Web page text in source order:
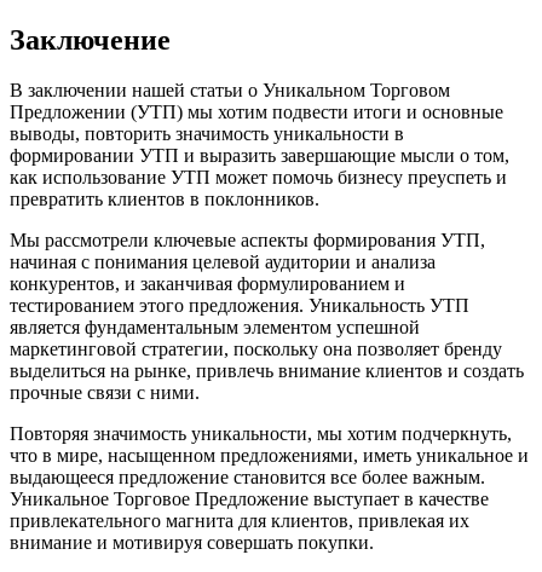
Заключение
В заключении нашей статьи о Уникальном Торговом
Предложении (УТП) мы хотим подвести итоги и основные
выводы, повторить значимость уникальности в
формировании УТП и выразить завершающие мысли о том,
как использование УТП может помочь бизнесу преуспеть и
превратить клиентов в поклонников.
Мы рассмотрели ключевые аспекты формирования УТП,
начиная с понимания целевой аудитории и анализа
конкурентов, и заканчивая формулированием и
тестированием этого предложения. Уникальность УТП
является фундаментальным элементом успешной
маркетинговой стратегии, поскольку она позволяет бренду
выделиться на рынке, привлечь внимание клиентов и создать
прочные связи с ними.
Повторяя значимость уникальности, мы хотим подчеркнуть,
что в мире, насыщенном предложениями, иметь уникальное и
выдающееся предложение становится все более важным.
Уникальное Торговое Предложение выступает в качестве
привлекательного магнита для клиентов, привлекая их
внимание и мотивируя совершать покупки.